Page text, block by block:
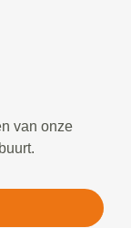
van onze